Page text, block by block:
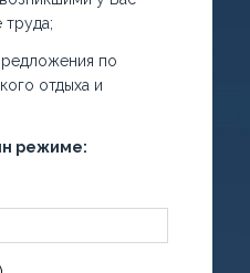
по
отдыха и
режиме: